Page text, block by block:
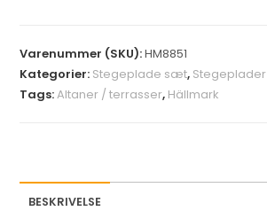
o
u
r
Varenummer (SKU):HM8851
Kategorier: Stegeplade sæt, Stegeplader
Tags:Altaner / terrasser, Hällmark
BESKRIVELSE